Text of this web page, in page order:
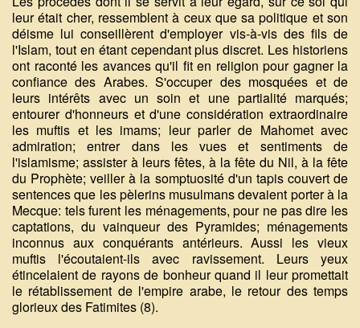
leur était cher, ressemblent à ceux que sa politique et son
déisme lui conseillèrent d'employer vis-à-vis des fils de
l'Islam, tout en étant cependant plus discret. Les historiens
ont raconté les avances qu'il fit en religion pour gagner la
confiance des Arabes. S'occuper des mosquées et de
leurs intérêts avec un soin et une partialité marqués;
entourer d'honneurs et d'une considération extraordinaire
les muftis et les imams; leur parler de Mahomet avec
admiration; entrer dans les vues et sentiments de
l'islamisme; assister à leurs fêtes, à la fête du Nil, à la fête
du Prophète; veiller à la somptuosité d'un tapis couvert de
sentences que les pèlerins musulmans devaient porter à la
Mecque: tels furent les ménagements, pour ne pas dire les
captations, du vainqueur des Pyramides; ménagements
inconnus aux conquérants antérieurs. Aussi les vieux
muftis l'écoutaient-ils avec ravissement. Leurs yeux
étincelaient de rayons de bonheur quand il leur promettait
le rétablissement de l'empire arabe, le retour des temps
glorieux des Fatimites (8).